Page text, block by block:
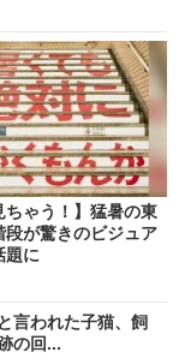
ちゃう！】猛暑の東
段が驚きのビジュア
題に
言われた子猫、飼
の回...